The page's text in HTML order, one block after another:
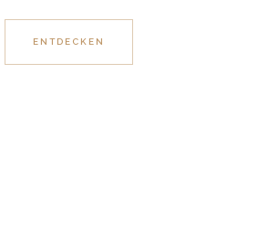
ENTDECKEN